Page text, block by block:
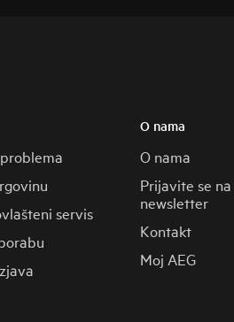
servis
O nama
O nama
Prijavite se
newsletter
Kontakt
Moj AEG